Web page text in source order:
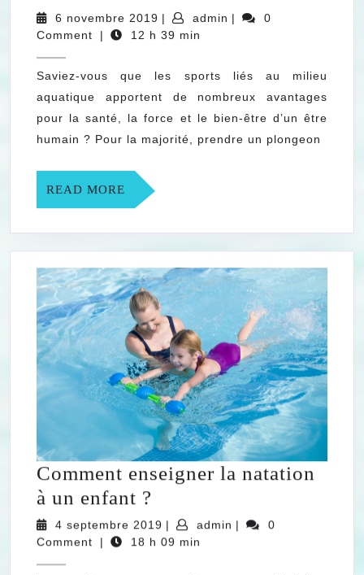
favoriser
les
sur
l’eau
?
6 novembre 2019 6
novembre
| admin admin
|
0
Comment
| 12 h 39 min
Saviez-vous que les sports liés au milieu
aquatique apportent de nombreux avantages
pour la santé, la force et le bien-être d’un être
humain ? Pour la majorité, prendre un plongeon
READ MORE READ
MORE
Comment enseigner la natation
à un enfant ?
enseigner
la
4 septembre 2019 4
septembre
| admin admin
|
0
Comment
| 18 h 09 min